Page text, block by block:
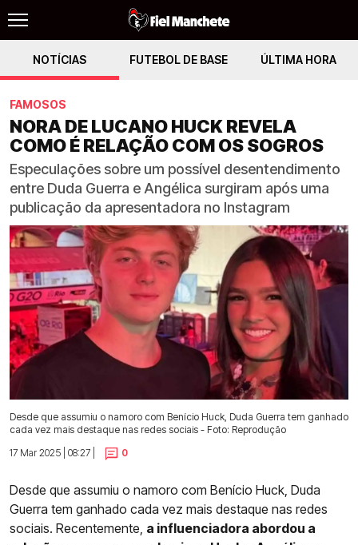
NOTÍCIAS FUTEBOL DE BASE ÚLTIMA HORA
FAMOSOS
NORA DE LUCANO HUCK REVELA
COMO É RELAÇÃO COM OS SOGROS
Especulações sobre um possível desentendimento
entre Duda Guerra e Angélica surgiram após uma
publicação da apresentadora no Instagram
Desde que assumiu o namoro com Benício Huck, Duda Guerra tem ganhado
cada vez mais destaque nas redes sociais - Foto: Reprodução
17 Mar 2025 | 08:27 |
0
Desde que assumiu o namoro com Benício Huck, Duda
Guerra tem ganhado cada vez mais destaque nas redes
sociais. Recentemente, a influenciadora abordou a